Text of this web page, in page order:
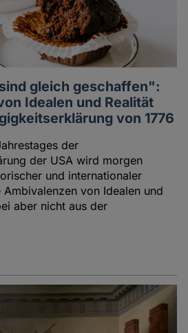
gleich geschaffen":
Idealen und Realität
von 1776
der
der USA wird morgen
und internationaler
von Idealen und
aber nicht aus der